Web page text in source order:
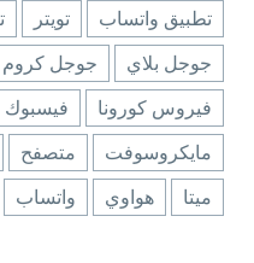
تطبيق واتساب تويتر
جوجل بلاي جوجل كروم
فيروس كورونا فيسبوك
مايكروسوفت متصفح
ميتا هواوي واتساب